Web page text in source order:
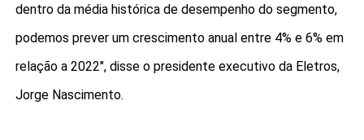
dentro da média histórica de desempenho do segmento,
podemos prever um crescimento anual entre 4% e 6% em
relação a 2022", disse o presidente executivo da Eletros,
Jorge Nascimento.